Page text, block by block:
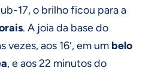
17, o brilho ficou para a
. A joia da base do
aos 16′, em um belo
, e aos 22 minutos do